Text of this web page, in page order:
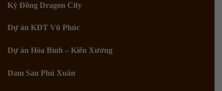
Kỳ Đồng Dragon City
Dự án KĐT Vũ Phúc
Dự án Hòa Bình – Kiến Xương
Dam San Phú Xuân